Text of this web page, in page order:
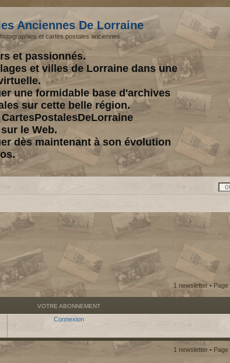
Anciennes De Lorraine
et cartes postales anciennes.
et passionnés.
et villes de Lorraine dans une
une formidable base d'archives
sur cette belle région.
le Web.
dès maintenant à son évolution
1 newsletter • Page
VOTRE ABONNEMENT
Connexion
1 newsletter • Page